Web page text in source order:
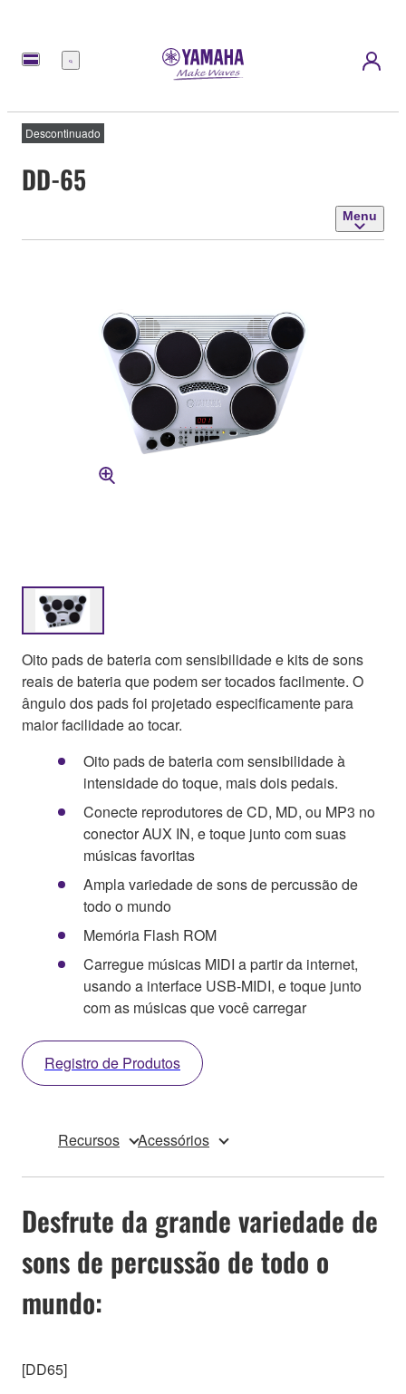
Menu
Descontinuado
DD-65
Menu
Oito pads de bateria com sensibilidade e kits de sons
reais de bateria que podem ser tocados facilmente. O
ângulo dos pads foi projetado especificamente para
maior facilidade ao tocar.
Oito pads de bateria com sensibilidade à
intensidade do toque, mais dois pedais.
Conecte reprodutores de CD, MD, ou MP3 no
conector AUX IN, e toque junto com suas
músicas favoritas
Ampla variedade de sons de percussão de
todo o mundo
Memória Flash ROM
Carregue músicas MIDI a partir da internet,
usando a interface USB-MIDI, e toque junto
com as músicas que você carregar
Registro de Produtos
Recursos Acessórios
Desfrute da grande variedade de
sons de percussão de todo o
mundo:
[DD65]